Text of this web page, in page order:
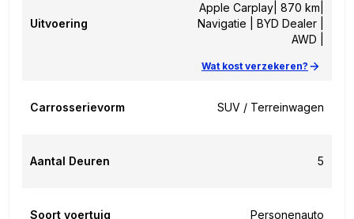
Uitvoering
Apple Carplay| 870 km|
Navigatie | BYD Dealer |
AWD |
Wat kost verzekeren?
Carrosserievorm SUV / Terreinwagen
Aantal Deuren 5
Soort voertuig Personenauto